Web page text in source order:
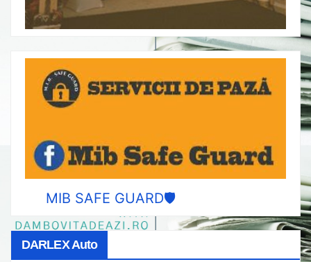
MIB SAFE GUARD🛡️
DARLEX Auto